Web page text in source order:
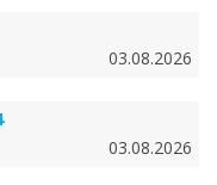
03.08.2026
03.08.2026